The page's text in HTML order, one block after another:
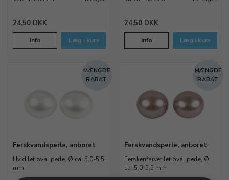
24,50 DKK
Info Læg i kurv
24,50 DKK
Info Læg i kurv
MÆNGDE
RABAT
Ferskvandsperle, anboret
Hvid let oval perle, Ø ca. 5,0-5,5
mm
MÆNGDE
RABAT
Ferskvandsperle, anboret
Ferskenfarvet let oval perle, Ø
ca. 5,0-5,5 mm